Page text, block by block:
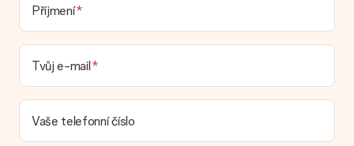
Dodací lhůta, možnosti dodání a náklady na
doručení
Mohu si vybrat datum dodání?
Není možné zvolit konkrétní datum dodání.
Jaká je dodací lhůta a kdy dostávám dárek?
Dodací lhůtu naleznete na stránce produktu. Můžete věřit, že
náš dopravce vám dodá váš dárek.
Příjmení
Tvůj e-mail
Vaše telefonní číslo